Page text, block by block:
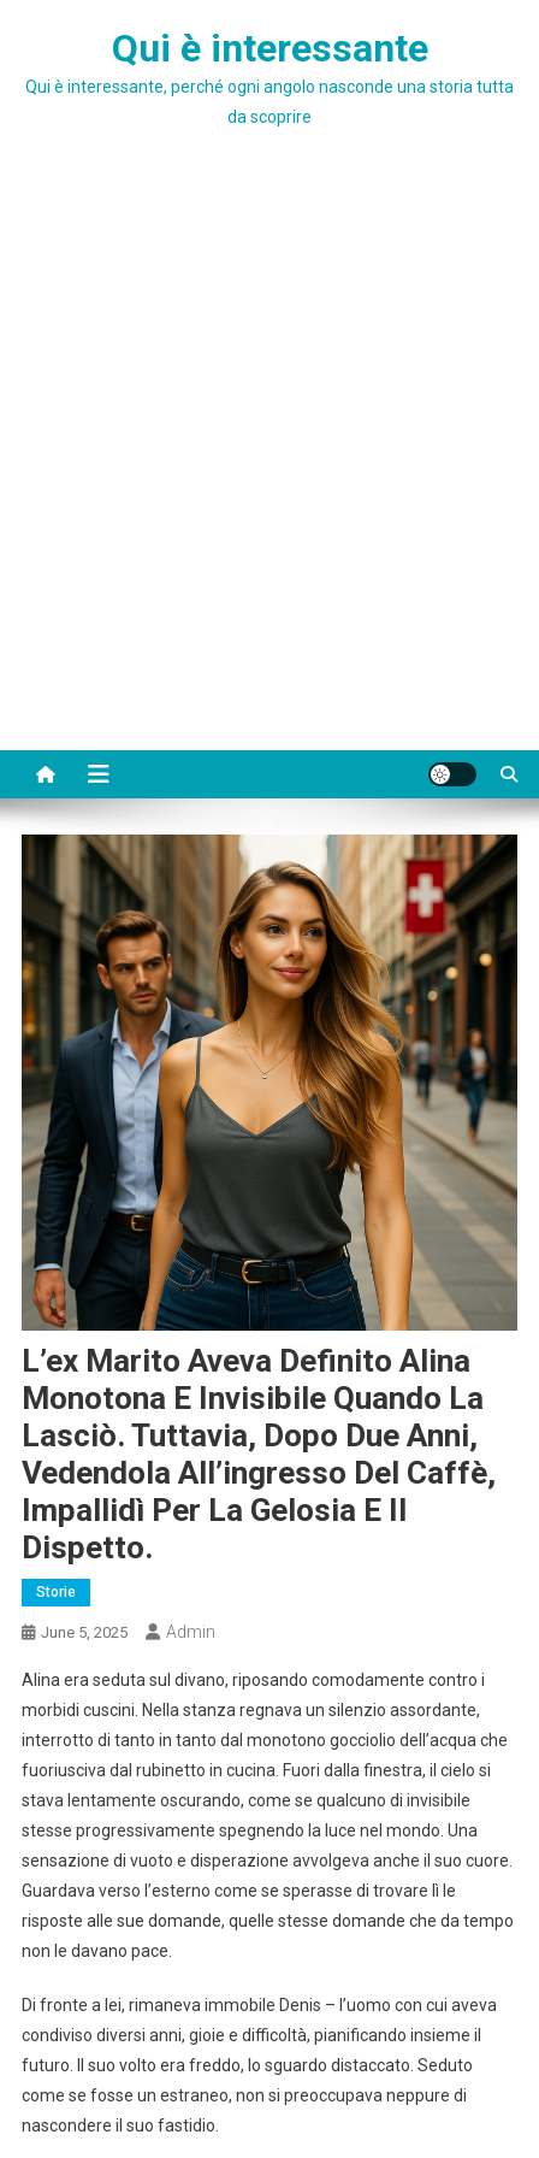
Qui è interessante
Qui è interessante, perché ogni angolo nasconde una storia tutta
da scoprire
L’ex Marito Aveva Definito Alina
Monotona E Invisibile Quando La
Lasciò. Tuttavia, Dopo Due Anni,
Vedendola All’ingresso Del Caffè,
Impallidì Per La Gelosia E Il
Dispetto.
Storie
June 5, 2025 Admin
Alina era seduta sul divano, riposando comodamente contro i
morbidi cuscini. Nella stanza regnava un silenzio assordante,
interrotto di tanto in tanto dal monotono gocciolio dell’acqua che
fuoriusciva dal rubinetto in cucina. Fuori dalla finestra, il cielo si
stava lentamente oscurando, come se qualcuno di invisibile
stesse progressivamente spegnendo la luce nel mondo. Una
sensazione di vuoto e disperazione avvolgeva anche il suo cuore.
Guardava verso l’esterno come se sperasse di trovare lì le
risposte alle sue domande, quelle stesse domande che da tempo
non le davano pace.
Di fronte a lei, rimaneva immobile Denis – l’uomo con cui aveva
condiviso diversi anni, gioie e difficoltà, pianificando insieme il
futuro. Il suo volto era freddo, lo sguardo distaccato. Seduto
come se fosse un estraneo, non si preoccupava neppure di
nascondere il suo fastidio.